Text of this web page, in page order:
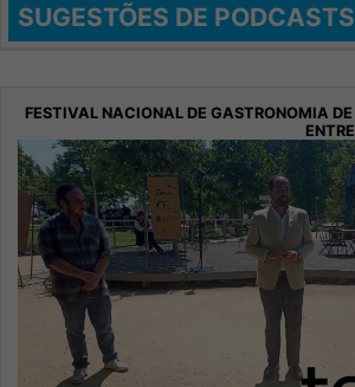
SUGESTÕES DE PODCASTS